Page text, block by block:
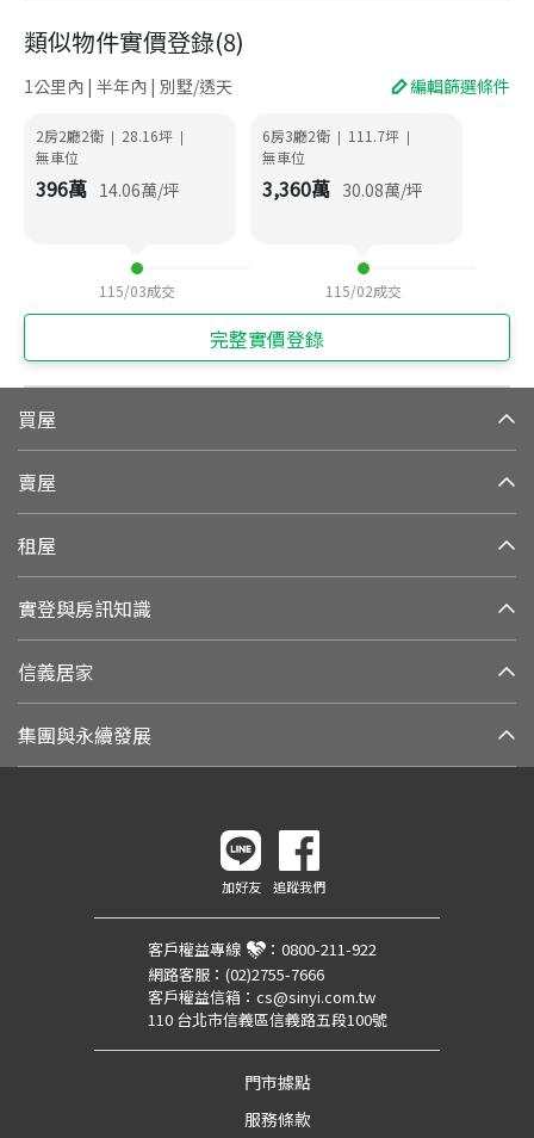
類似物件實價登錄(8)
1公里內 | 半年內 | 別墅/透天 編輯篩選條件
2房2廳2衛 | 28.16坪 |
無車位
396萬 14.06萬/坪
115/03成交
6房3廳2衛 | 111.7坪 |
無車位
3,360萬 30.08萬/坪
115/02成交
完整實價登錄
買屋
賣屋
租屋
實登與房訊知識
信義居家
集團與永續發展
加好友 追蹤我們
客戶權益專線 ： 0800-211-922
網路客服： (02)2755-7666
客戶權益信箱： cs@sinyi.com.tw
110 台北市信義區信義路五段100號
門市據點
服務條款